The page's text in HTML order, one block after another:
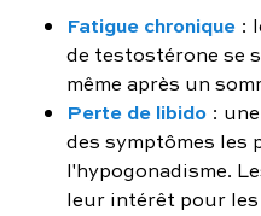
Fatigue chronique :
de testostérone se
même après un
Perte de libido :
des symptômes les
l'hypogonadisme.
leur intérêt pour